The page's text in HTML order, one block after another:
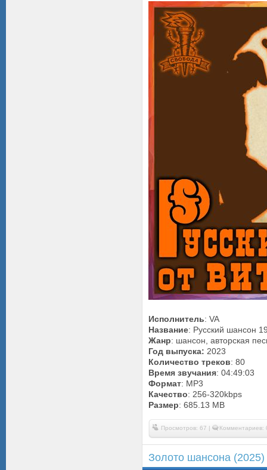
Исполнитель: VA
Название: Русский шансон
Жанр: шансон, авторская
Год выпуска: 2023
Количество треков: 80
Время звучания: 04:49:03
Формат: MP3
Качество: 256-320kbps
Размер: 685.13 MB
Просмотров: 67 | Комментариев:
Золото шансона (2025)